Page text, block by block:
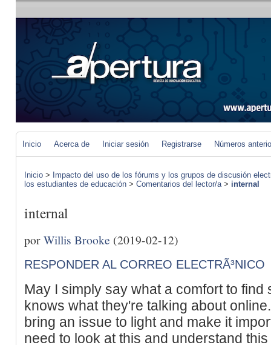
Inicio Acerca de Iniciar sesión Registrarse Números
Inicio > Impacto del uso de los fórums y los grupos de discusión
los estudiantes de educación > Comentarios del lector/a> internal
internal
porWillis Brooke (2019-02-12)
RESPONDER AL CORREO ELECTRÃ³NICO
May I simply say what a comfort to
knows what they're talking about
bring an issue to light and make it
need to look at this and understand